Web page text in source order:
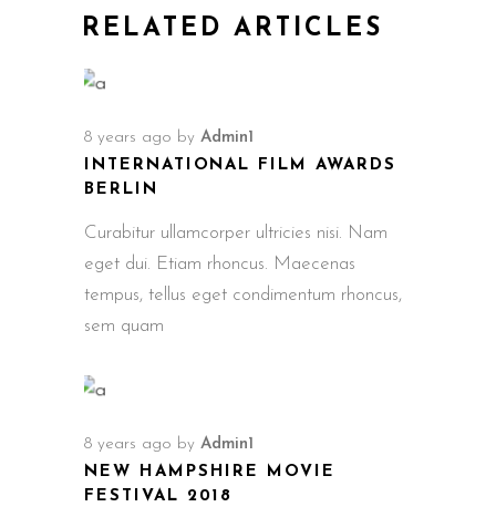
RELATED ARTICLES
8 years ago by Admin1
INTERNATIONAL FILM AWARDS
BERLIN
Curabitur ullamcorper ultricies nisi. Nam
eget dui. Etiam rhoncus. Maecenas
tempus, tellus eget condimentum rhoncus,
sem quam
8 years ago by Admin1
NEW HAMPSHIRE MOVIE
FESTIVAL 2018